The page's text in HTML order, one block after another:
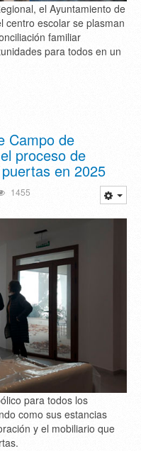
el Ayuntamiento de
centro escolar se plasman
familiar
para todos en un
Campo de
proceso de
en 2025
1455
para todos los
como sus estancias
y el mobiliario que